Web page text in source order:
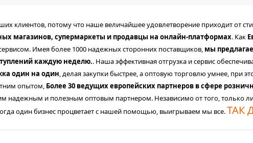
клиентов, потому что наше величайшее удовлетворение приходит от
магазинов, супермаркеты и продавцы на онлайн-платформах. Как
Имея более 1000 надежных сторонних поставщиков, мы
каждую неделю.. Наша эффективная отгрузка и сервис
один на один, делая закупки быстрее, а оптовую торговлю умнее, при
опытом, Более 30 ведущих европейских партнеров в сфере
надежным и полезным оптовым партнером. Независимо от того, только
один бизнес процветает с нашей помощью, выигрываем мы все.ТАК